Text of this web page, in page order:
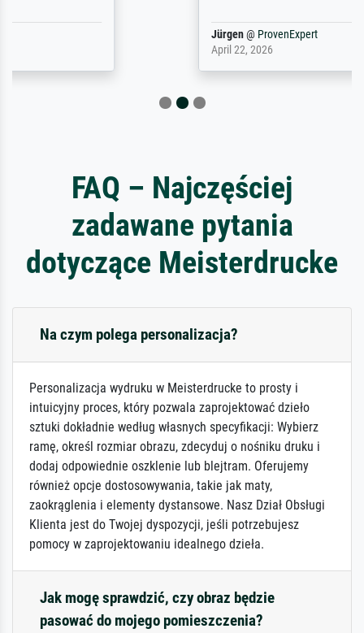
FAQ – Najczęściej
zadawane pytania
dotyczące Meisterdrucke
Na czym polega personalizacja?
Personalizacja wydruku w Meisterdrucke to prosty i
intuicyjny proces, który pozwala zaprojektować dzieło
sztuki dokładnie według własnych specyfikacji: Wybierz
ramę, określ rozmiar obrazu, zdecyduj o nośniku druku i
dodaj odpowiednie oszklenie lub blejtram. Oferujemy
również opcje dostosowywania, takie jak maty,
zaokrąglenia i elementy dystansowe. Nasz Dział Obsługi
Klienta jest do Twojej dyspozycji, jeśli potrzebujesz
pomocy w zaprojektowaniu idealnego dzieła.
Jak mogę sprawdzić, czy obraz będzie
pasować do mojego pomieszczenia?